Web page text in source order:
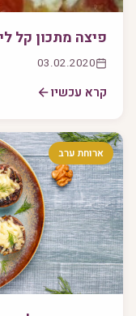
פיצה מתכון קל
03.02.2020
קרא עכשיו
ארוחת ערב